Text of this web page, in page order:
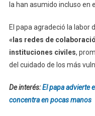
la han asumido incluso en
El papa agradeció la labor
«las redes de
instituciones civiles,
del cuidado de los más
De interés:El papa advierte
concentra en pocas manos